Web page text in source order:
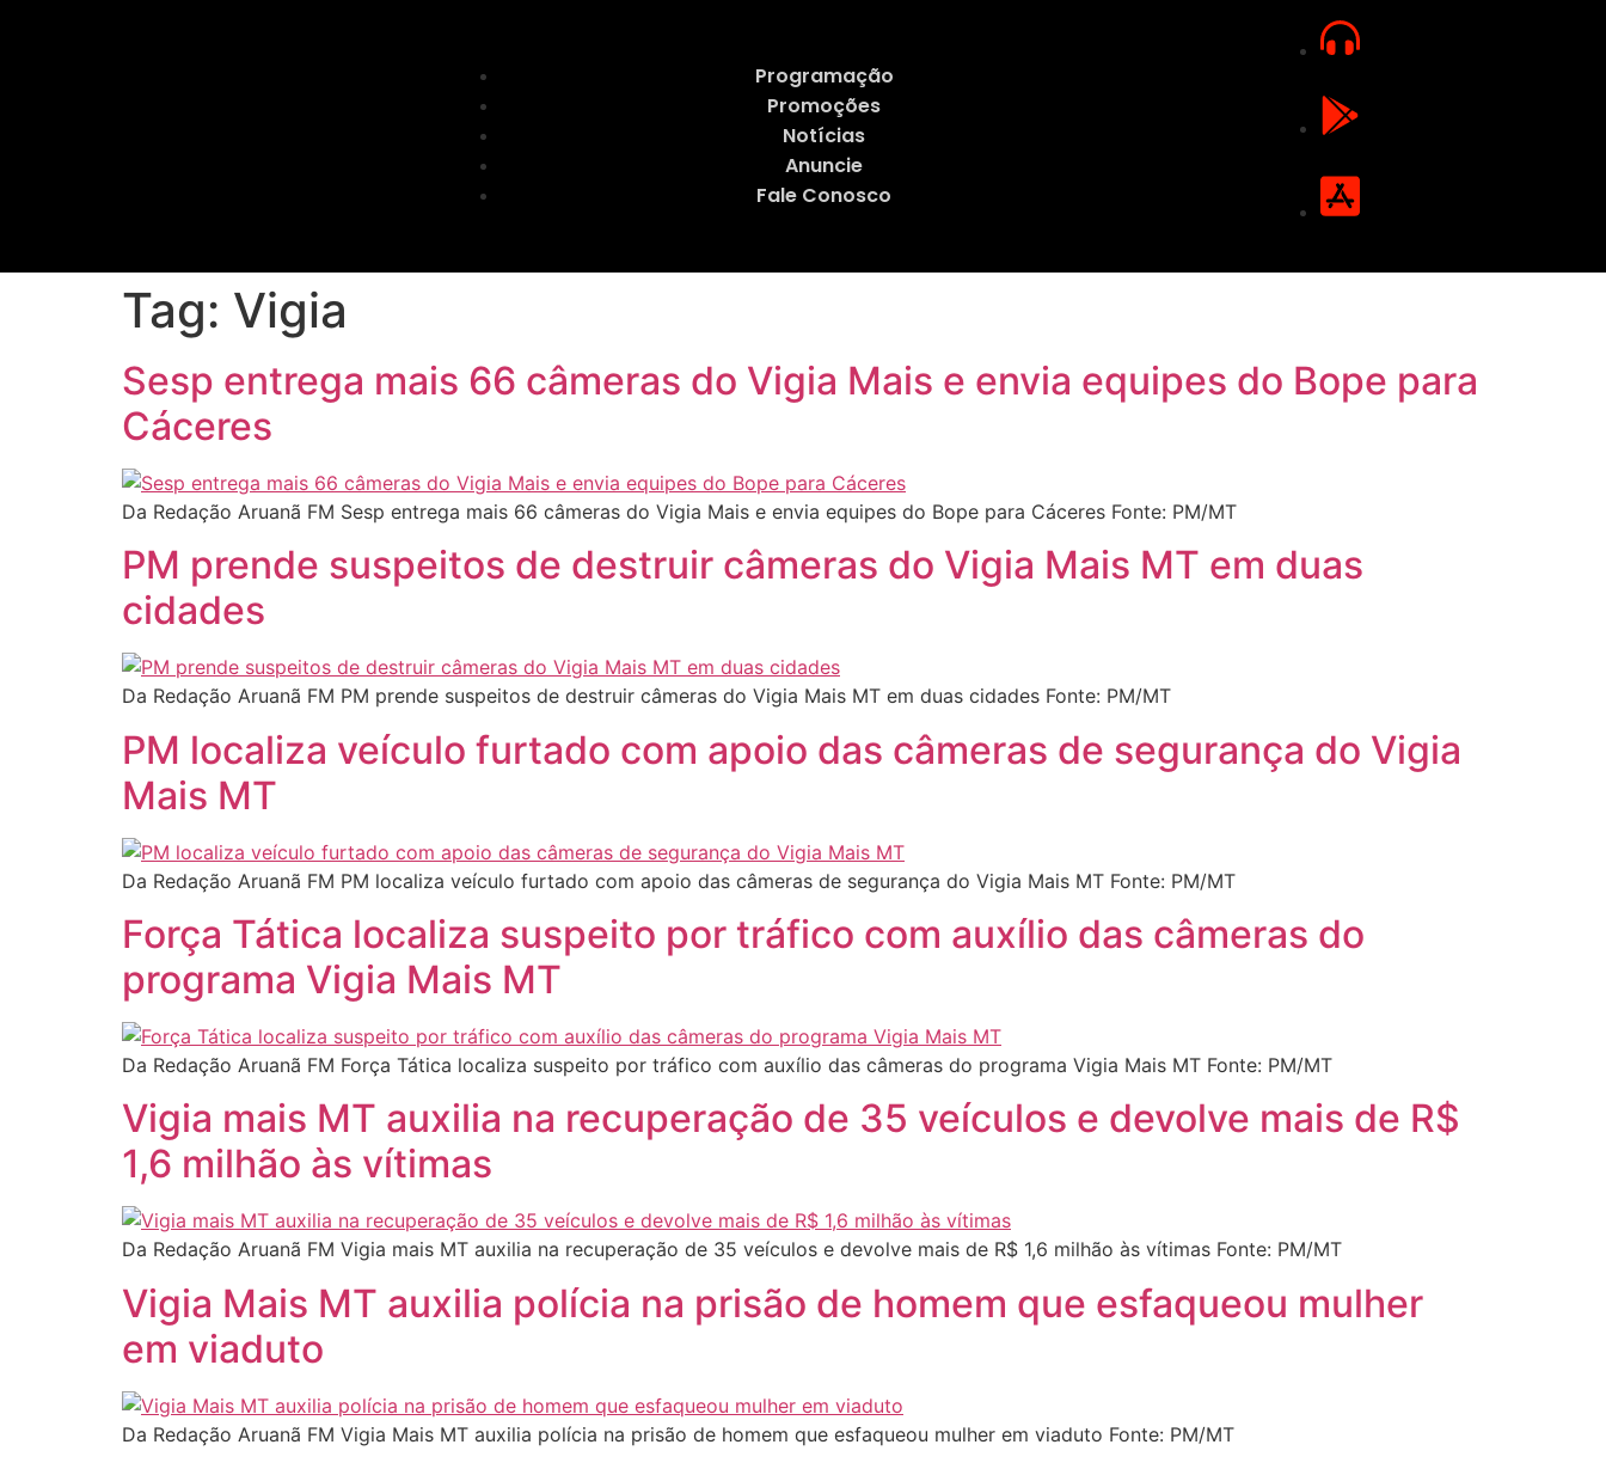
Programação
Promoções
Notícias
Anuncie
Fale Conosco
Tag: Vigia
Sesp entrega mais 66 câmeras do Vigia Mais e envia equipes do Bope para
Cáceres
Da Redação Aruanã FM Sesp entrega mais 66 câmeras do Vigia Mais e envia equipes do Bope para Cáceres Fonte: PM/MT
PM prende suspeitos de destruir câmeras do Vigia Mais MT em duas
cidades
Da Redação Aruanã FM PM prende suspeitos de destruir câmeras do Vigia Mais MT em duas cidades Fonte: PM/MT
PM localiza veículo furtado com apoio das câmeras de segurança do Vigia
Mais MT
Da Redação Aruanã FM PM localiza veículo furtado com apoio das câmeras de segurança do Vigia Mais MT Fonte: PM/MT
Força Tática localiza suspeito por tráfico com auxílio das câmeras do
programa Vigia Mais MT
Da Redação Aruanã FM Força Tática localiza suspeito por tráfico com auxílio das câmeras do programa Vigia Mais MT Fonte: PM/MT
Vigia mais MT auxilia na recuperação de 35 veículos e devolve mais de R$
1,6 milhão às vítimas
Da Redação Aruanã FM Vigia mais MT auxilia na recuperação de 35 veículos e devolve mais de R$ 1,6 milhão às vítimas Fonte: PM/MT
Vigia Mais MT auxilia polícia na prisão de homem que esfaqueou mulher
em viaduto
Da Redação Aruanã FM Vigia Mais MT auxilia polícia na prisão de homem que esfaqueou mulher em viaduto Fonte: PM/MT